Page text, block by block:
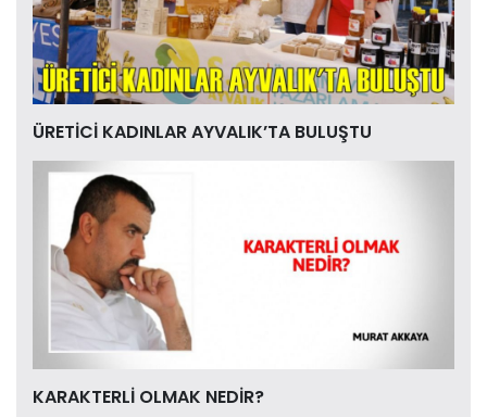
ÜRETİCİ KADINLAR AYVALIK’TA BULUŞTU
KARAKTERLİ OLMAK NEDİR?